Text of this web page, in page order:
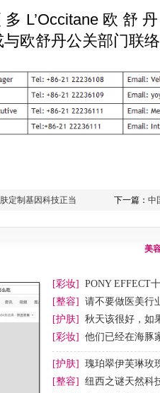
欧舒
欧舒丹公关部门联
定制基因科技正当 下一篇： 中
美
[彩妆]
PONY EFFECT
节妆
[整容]
请不要做医美行
[护肤]
秋天该很好，如
[彩妆]
他们已经在海豚
[护肤]
瑰珀翠伊芙琳玫
[整容]
纽西之谜天然科